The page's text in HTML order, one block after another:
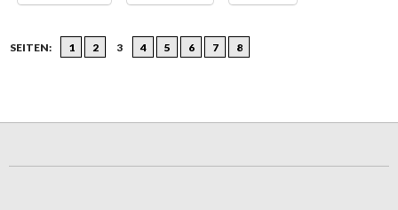
SEITEN: 1 2 3 4 5 6 7 8